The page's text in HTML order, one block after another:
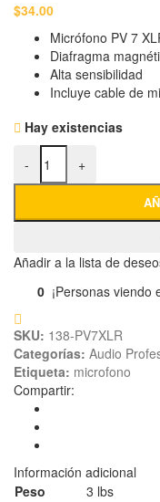
$34.00
Micrófono PV 7
Diafragma
Alta sensibilidad
Incluye cable de
Hay existencias
- +
Añadir a la lista de
0 ¡Personas viendo
SKU: 138-PV7XLR
Categorías: Audio
Etiqueta: microfono
Compartir:
Información adicional
Peso
3 lbs